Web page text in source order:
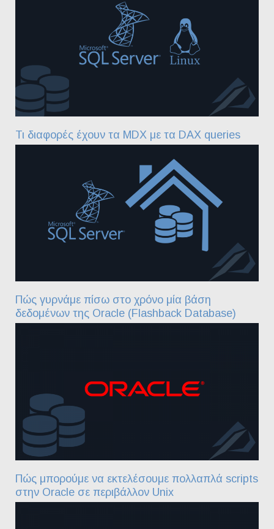
Τι διαφορές έχουν τα MDX με τα DAX queries
Πώς γυρνάμε πίσω στο χρόνο μία βάση
δεδομένων της Oracle (Flashback Database)
Πώς μπορούμε να εκτελέσουμε πολλαπλά scripts
στην Oracle σε περιβάλλον Unix